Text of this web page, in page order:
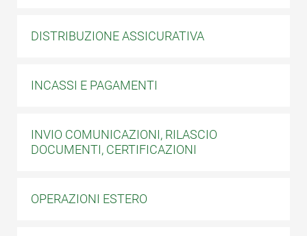
DISTRIBUZIONE ASSICURATIVA
INCASSI E PAGAMENTI
INVIO COMUNICAZIONI, RILASCIO
DOCUMENTI, CERTIFICAZIONI
OPERAZIONI ESTERO